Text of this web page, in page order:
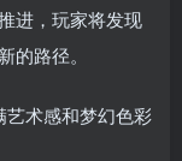
进，玩家将发现
路径。
术感和梦幻色彩